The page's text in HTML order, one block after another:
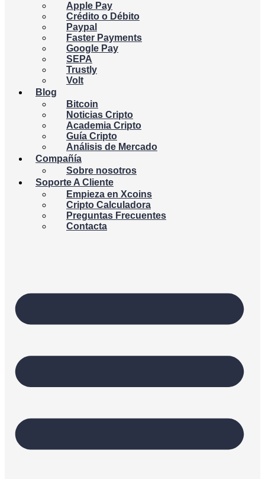
Apple Pay
Crédito o Débito
Paypal
Faster Payments
Google Pay
SEPA
Trustly
Volt
Blog
Bitcoin
Noticias Cripto
Academia Cripto
Guía Cripto
Análisis de Mercado
Compañía
Sobre nosotros
Soporte A Cliente
Empieza en Xcoins
Cripto Calculadora
Preguntas Frecuentes
Contacta